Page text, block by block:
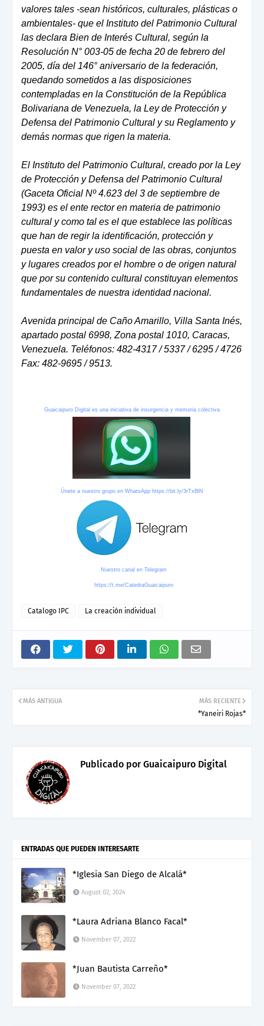
valores tales -sean históricos, culturales, plásticas o
ambientales- que el Instituto del Patrimonio Cultural
las declara Bien de Interés Cultural, según la
Resolución N° 003-05 de fecha 20 de febrero del
2005, día del 146° aniversario de la federación,
quedando sometidos a las disposiciones
contempladas en la Constitución de la República
Bolivariana de Venezuela, la Ley de Protección y
Defensa del Patrimonio Cultural y su Reglamento y
demás normas que rigen la materia.
El Instituto del Patrimonio Cultural, creado por la Ley
de Protección y Defensa del Patrimonio Cultural
(Gaceta Oficial Nº 4.623 del 3 de septiembre de
1993) es el ente rector en materia de patrimonio
cultural y como tal es el que establece las políticas
que han de regir la identificación, protección y
puesta en valor y uso social de las obras, conjuntos
y lugares creados por el hombre o de origen natural
que por su contenido cultural constituyan elementos
fundamentales de nuestra identidad nacional.
Avenida principal de Caño Amarillo, Villa Santa Inés,
apartado postal 6998, Zona postal 1010, Caracas,
Venezuela. Teléfonos: 482-4317 / 5337 / 6295 / 4726
Fax: 482-9695 / 9513.
Guaicaipuro Digital es una iniciativa de insurgencia y memoria colectiva
Únete a nuestro grupo en WhatsApp https://bit.ly/3rTxBlN
Nuestro canal en Telegram
https://t.me/CatedraGuaicaipuro
Catalogo IPC La creación individual
MÁS RECIENTE
*Yaneiri Rojas*
MÁS ANTIGUA
Publicado porGuaicaipuro Digital
ENTRADAS QUE PUEDEN INTERESARTE
*Iglesia San Diego de Alcalá*
August 02, 2024
*Laura Adriana Blanco Facal*
November 07, 2022
*Juan Bautista Carreño*
November 07, 2022